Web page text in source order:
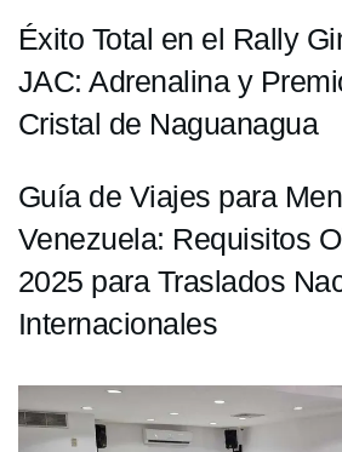
Éxito Total en el Rally
JAC: Adrenalina y
Cristal de Naguanagua
Guía de Viajes para
Venezuela: Requisitos
2025 para Traslados
Internacionales